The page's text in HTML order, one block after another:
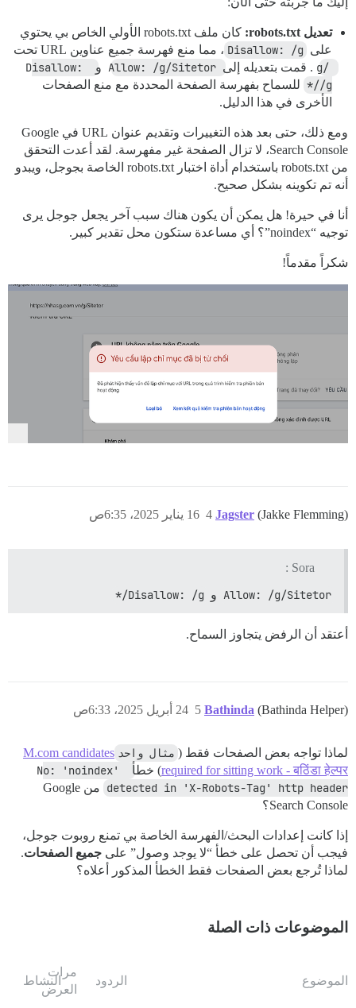
تعديل robots.txt:
كان ملف robots.txt الأولي الخاص بي يحتوي
على Disallow: /g ، مما منع فهرسة جميع عناوين URL تحت
/g . قمت بتعديله إلى Allow: /g/Sitetor و
Disallow:
/g/*
للسماح بفهرسة الصفحة المحددة مع منع الصفحات
الأخرى في هذا الدليل.
ومع ذلك، حتى بعد هذه التغييرات وتقديم عنوان URL في Google
Search Console، لا تزال الصفحة غير مفهرسة. لقد أعدت التحقق
من robots.txt باستخدام أداة اختبار robots.txt الخاصة بجوجل، ويبدو
أنه تم تكوينه بشكل صحيح.
أنا في حيرة! هل يمكن أن يكون هناك سبب آخر يجعل جوجل يرى
توجيه “noindex”؟ أي مساعدة ستكون محل تقدير كبير.
شكراً مقدماً!
Jagster (Jakke Flemming) 16 يناير 2025، 6:35ص 4
Sora :
Allow: /g/Sitetor و Disallow: /g/*
أعتقد أن الرفض يتجاوز السماح.
Bathinda (Bathinda Helper) 24 أبريل 2025، 6:33ص 5
لماذا تواجه بعض الصفحات فقط ( مثال واحد M.com candidates
required for sitting work - बठिंडा हेल्पर) خطأ
No: 'noindex'
detected in 'X-Robots-Tag' http header
من Google
Search Console؟
إذا كانت إعدادات البحث/الفهرسة الخاصة بي تمنع روبوت جوجل،
فيجب أن تحصل على خطأ “لا يوجد وصول” على جميع الصفحات.
لماذا تُرجع بعض الصفحات فقط الخطأ المذكور أعلاه؟
الموضوعات ذات الصلة
الموضوع الردود
مرات
العرض
النشاط